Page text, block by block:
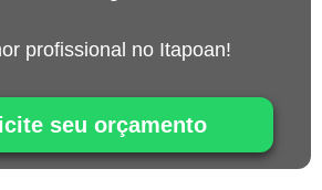
profissional no Itapoan!
seu orçamento